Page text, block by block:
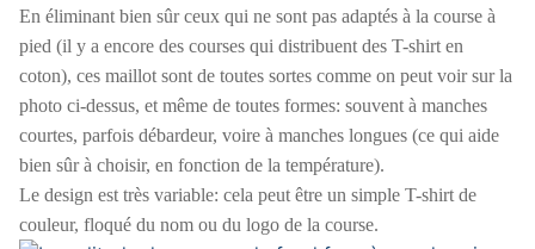
En éliminant bien sûr ceux qui ne sont pas adaptés à la course à
pied (il y a encore des courses qui distribuent des T-shirt en
coton), ces maillot sont de toutes sortes comme on peut voir sur la
photo ci-dessus, et même de toutes formes: souvent à manches
courtes, parfois débardeur, voire à manches longues (ce qui aide
bien sûr à choisir, en fonction de la température).
Le design est très variable: cela peut être un simple T-shirt de
couleur, floqué du nom ou du logo de la course.